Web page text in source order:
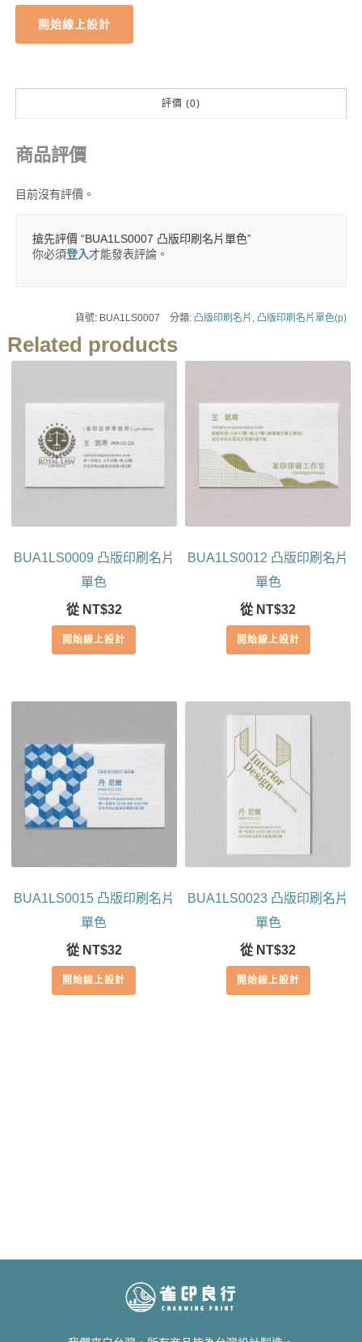
開始線上設計
評價 (0)
商品評價
目前沒有評價。
搶先評價 “BUA1LS0007 凸版印刷名片單色”
你必須登入才能發表評論。
貨號: BUA1LS0007 分類: 凸版印刷名片 凸版印刷名片單色(p)
Related products
BUA1LS0009 凸版印刷名片
單色
從 NT$32
開始線上設計
BUA1LS0012 凸版印刷名片
單色
從 NT$32
開始線上設計
BUA1LS0015 凸版印刷名片
單色
從 NT$32
開始線上設計
BUA1LS0023 凸版印刷名片
單色
從 NT$32
開始線上設計